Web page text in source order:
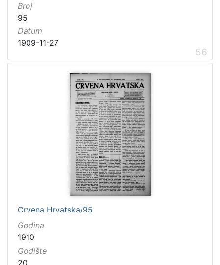
Broj
95
Datum
1909-11-27
56
Crvena Hrvatska/95
Godina
1910
Godište
20